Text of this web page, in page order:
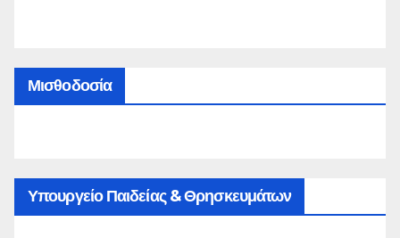
Μισθοδοσία
Υπουργείο Παιδείας & Θρησκευμάτων